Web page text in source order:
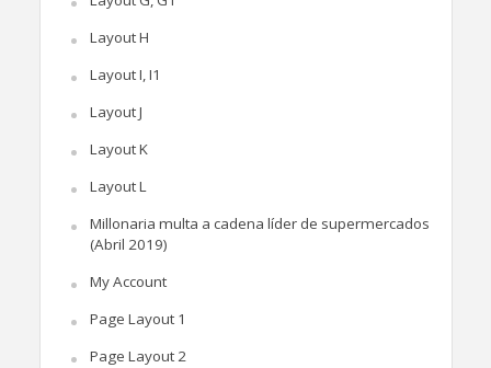
Layout H
Layout I, I1
Layout J
Layout K
Layout L
Millonaria multa a cadena líder de supermercados
(Abril 2019)
My Account
Page Layout 1
Page Layout 2